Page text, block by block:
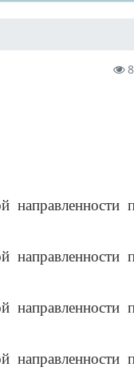
направленности
направленности
направленности
направленности